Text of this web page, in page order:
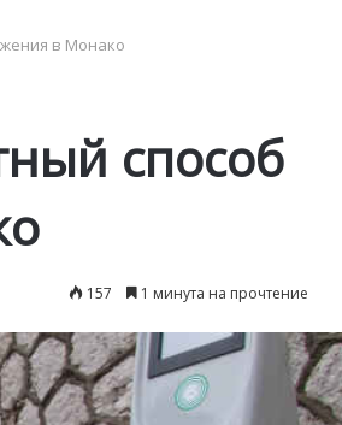
в Монако
способ
157 1 минута на прочтение